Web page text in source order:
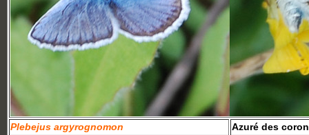
Plebejus argyrognomon Azuré des